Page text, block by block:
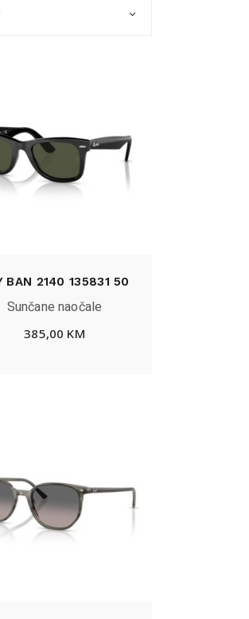
BAN 2140 135831 50
Sunčane naočale
385,00 KM